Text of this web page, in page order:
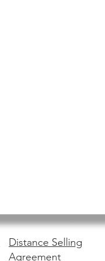
Distance Selling
Agreement